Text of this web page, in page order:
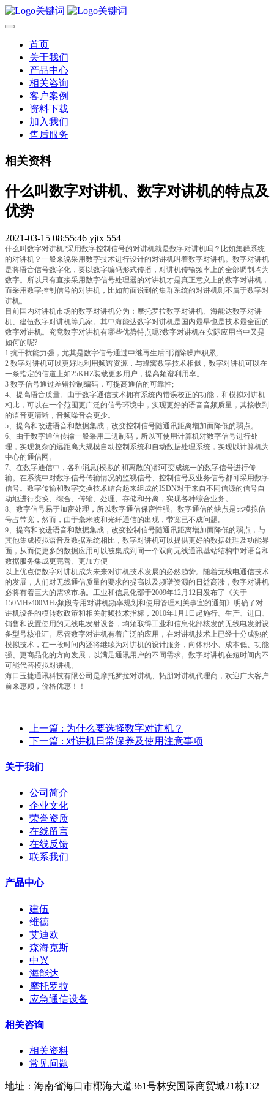
首页
关于我们
产品中心
相关咨询
客户案例
资料下载
加入我们
售后服务
相关资料
什么叫数字对讲机、数字对讲机的特点及
优势
2021-03-15 08:55:46 yjtx 554
什么叫数字对讲机?采用数字控制信号的对讲机就是数字对讲机吗？比如集群系统
的对讲机？一般来说采用数字技术进行设计的对讲机叫着数字对讲机。数字对讲机
是将语音信号数字化，要以数字编码形式传播，对讲机传输频率上的全部调制均为
数字。所以只有直接采用数字信号处理器的对讲机才是真正意义上的数字对讲机，
而采用数字控制信号的对讲机，比如前面说到的集群系统的对讲机则不属于数字对
讲机。
目前国内对讲机市场的数字对讲机分为：摩托罗拉数字对讲机、海能达数字对讲
机、建伍数字对讲机等几家。其中海能达数字对讲机是国内最早也是技术最全面的
数字对讲机。究竟数字对讲机有哪些优势特点呢?数字对讲机在实际应用当中又是
如何的呢?
1 抗干扰能力强，尤其是数字信号通过中继再生后可消除噪声积累;
2 数字对讲机可以更好地利用频谱资源，与蜂窝数字技术相似，数字对讲机可以在
一条指定的信道上如25KHZ装载更多用户，提高频谱利用率。
3 数字信号通过差错控制编码，可提高通信的可靠性;
4、提高语音质量。由于数字通信技术拥有系统内错误校正的功能，和模拟对讲机
相比，可以在一个范围更广泛的信号环境中，实现更好的语音音频质量，其接收到
的语音更清晰，音频噪音会更少。
5、提高和改进语音和数据集成，改变控制信号随通讯距离增加而降低的弱点。
6、由于数字通信传输一般采用二进制码，所以可使用计算机对数字信号进行处
理，实现复杂的远距离大规模自动控制系统和自动数据处理系统，实现以计算机为
中心的通信网。
7、在数字通信中，各种消息(模拟的和离散的)都可变成统一的数字信号进行传
输。在系统中对数字信号传输情况的监视信号、控制信号及业务信号都可采用数字
信号。数字传输和数字交换技术结合起来组成的ISDN对于来自不同信源的信号自
动地进行变换、综合、传输、处理、存储和分离，实现各种综合业务。
8、数字信号易于加密处理，所以数字通信保密性强。数字通信的缺点是比模拟信
号占带宽，然而，由于毫米波和光纤通信的出现，带宽已不成问题。
9、提高和改进语音和数据集成，改变控制信号随通讯距离增加而降低的弱点，与
其他集成模拟语音及数据系统相比，数字对讲机可以提供更好的数据处理及功能界
面，从而使更多的数据应用可以被集成到同一个双向无线通讯基站结构中对语音和
数据服务集成更完善、更加方便
以上优点使数字对讲机成为未来对讲机技术发展的必然趋势。随着无线电通信技术
的发展，人们对无线通信质量的要求的提高以及频谱资源的日益高涨，数字对讲机
必将有着巨大的需求市场。工业和信息化部于2009年12月12日发布了《关于
150MHz400MHz频段专用对讲机频率规划和使用管理相关事宜的通知》明确了对
讲机设备的模转数政策和相关射频技术指标，2010年1月1日起施行。生产、进口、
销售和设置使用的无线电发射设备，均须取得工业和信息化部核发的无线电发射设
备型号核准证。尽管数字对讲机有着广泛的应用，在对讲机技术上已经十分成熟的
模拟技术，在一段时间内还将继续为对讲机的设计服务，向体积小、成本低、功能
强、更商品化的方向发展，以满足通讯用户的不同需求。数字对讲机在短时间内不
可能代替模拟对讲机。
海口玉捷通讯科技有限公司是摩托罗拉对讲机、拓朋对讲机代理商，欢迎广大客户
前来惠顾，价格优惠！！
上一篇 : 为什么要选择数字对讲机？
下一篇 : 对讲机日常保养及使用注意事项
关于我们
公司简介
企业文化
荣誉资质
在线留言
在线反馈
联系我们
产品中心
建伍
维德
艾迪欧
森海克斯
中兴
海能达
摩托罗拉
应急通信设备
相关咨询
相关资料
常见问题
地址：海南省海口市椰海大道361号林安国际商贸城21栋132